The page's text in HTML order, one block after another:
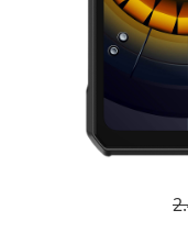
Deshidratoare
Aparate de Cafea
Aspiratoare Verticale
Friteuze Aer Cald / Air
Mașini de Spălat Vase